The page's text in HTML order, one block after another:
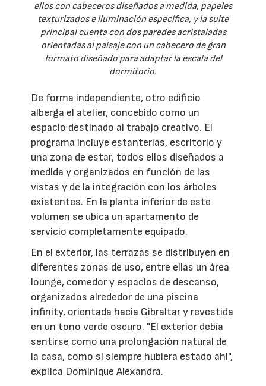
ellos con cabeceros diseñados a medida, papeles
texturizados e iluminación específica, y la suite
principal cuenta con dos paredes acristaladas
orientadas al paisaje con un cabecero de gran
formato diseñado para adaptar la escala del
dormitorio.
De forma independiente, otro edificio
alberga el atelier, concebido como un
espacio destinado al trabajo creativo. El
programa incluye estanterías, escritorio y
una zona de estar, todos ellos diseñados a
medida y organizados en función de las
vistas y de la integración con los árboles
existentes. En la planta inferior de este
volumen se ubica un apartamento de
servicio completamente equipado.
En el exterior, las terrazas se distribuyen en
diferentes zonas de uso, entre ellas un área
lounge, comedor y espacios de descanso,
organizados alrededor de una piscina
infinity, orientada hacia Gibraltar y revestida
en un tono verde oscuro. "El exterior debía
sentirse como una prolongación natural de
la casa, como si siempre hubiera estado ahí",
explica Dominique Alexandra.